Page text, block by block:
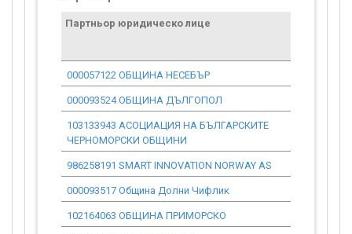
Партньор юридическо лице
000057122 ОБЩИНА НЕСЕБЪР
000093524 ОБЩИНА ДЪЛГОПОЛ
103133943 АСОЦИАЦИЯ НА БЪЛГАРСКИТЕ
ЧЕРНОМОРСКИ ОБЩИНИ
986258191 SMART INNOVATION NORWAY AS
000093517 Община Долни Чифлик
102164063 ОБЩИНА ПРИМОРСКО